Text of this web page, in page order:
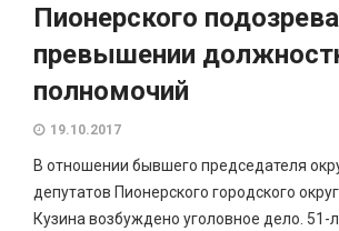
Пионерского
превышении
полномочий
19.10.2017
В отношении бывшего председателя
депутатов Пионерского городского
Кузина возбуждено уголовное дело. 51-